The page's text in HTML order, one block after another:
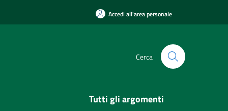
Accedi all'area personale
Cerca
Tutti gli argomenti